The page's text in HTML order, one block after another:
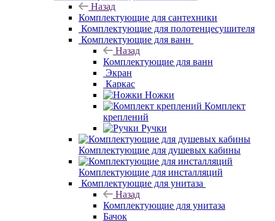
Комплектующие для сантехники
Назад
Комплектующие для сантехники
Комплектующие для полотенцесушителя
Комплектующие для ванн
Назад
Комплектующие для ванн
Экран
Каркас
Ножки
Комплект
креплений
Ручки
Комплектующие для душевых кабины
Комплектующие для инсталляций